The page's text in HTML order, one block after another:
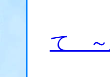
て ～